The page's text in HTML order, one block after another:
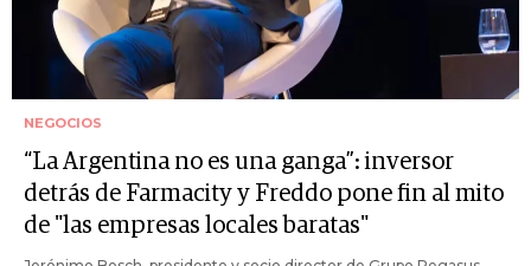
NEGOCIOS
“La Argentina no es una ganga”: inversor
detrás de Farmacity y Freddo pone fin al mito
de "las empresas locales baratas"